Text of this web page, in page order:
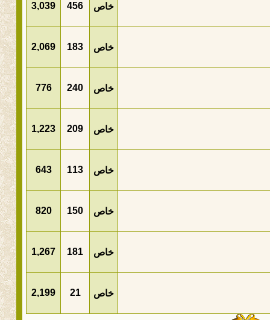
خاص 456
3,039
خاص 183
2,069
خاص 240
776
خاص 209
1,223
خاص 113
643
خاص 150
820
خاص 181
1,267
خاص 21
2,199